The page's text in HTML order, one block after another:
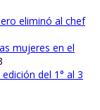
eliminó al chef
mujeres en el
del 1° al 3